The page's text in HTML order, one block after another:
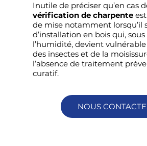
Inutile de préciser qu’en cas
vérification decharpente
de mise notamment lorsqu’il
d’installation en bois qui, sous
l’humidité, devient vulnérable
des insectes et de la
l’absence de traitement
curatif.
NOUS